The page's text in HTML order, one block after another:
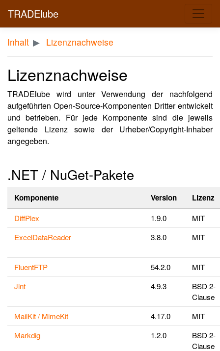
TRADElube
Inhalt Lizenznachweise
Lizenznachweise
TRADElube wird unter Verwendung der nachfolgend
aufgeführten Open-Source-Komponenten Dritter entwickelt
und betrieben. Für jede Komponente sind die jeweils
geltende Lizenz sowie der Urheber/Copyright-Inhaber
angegeben.
.NET / NuGet-Pakete
Komponente Version Lizenz
DiffPlex 1.9.0
MIT
ExcelDataReader
3.8.0 MIT
FluentFTP 54.2.0
MIT
Jint
4.9.3
BSD 2-
Clause
MailKit / MimeKit
4.17.0
MIT
Markdig
1.2.0
BSD 2-
Clause